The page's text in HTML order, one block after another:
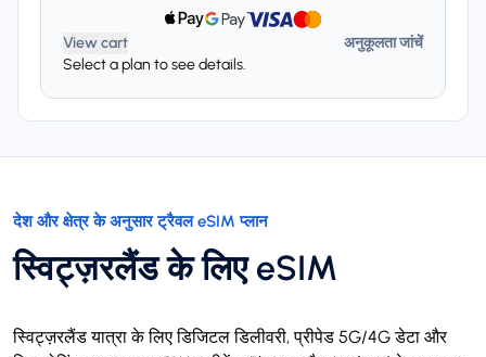
View cart
अनुकूलता जांचें
Select a plan to see details.
देश और क्षेत्र के अनुसार ट्रैवल eSIM प्लान
स्विट्ज़रलैंड के लिए eSIM
स्विट्ज़रलैंड यात्रा के लिए डिजिटल डिलीवरी, प्रीपेड 5G/4G डेटा और